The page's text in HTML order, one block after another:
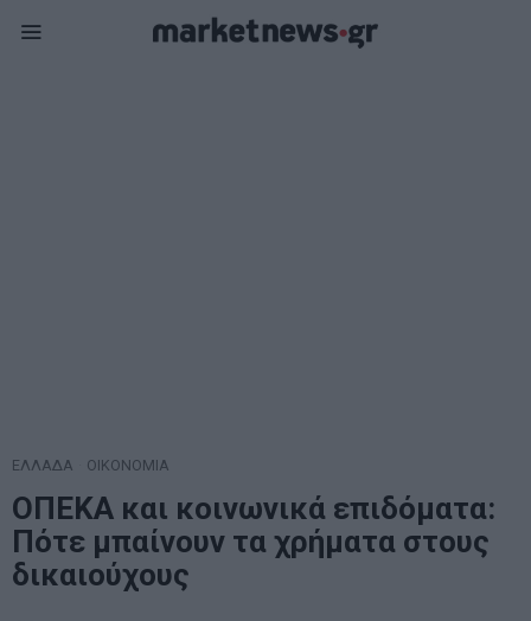
ΕΛΛΑΔΑ ΟΙΚΟΝΟΜΙΑ
ΟΠΕΚΑ και κοινωνικά επιδόματα:
Πότε μπαίνουν τα χρήματα στους
δικαιούχους